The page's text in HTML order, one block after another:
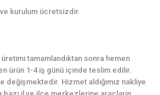
kurulum ücretsizdir.
tamamlandıktan sonra hemen
ürün 1-4 iş günü içinde teslim edilir.
Hizmet aldığımız nakliye